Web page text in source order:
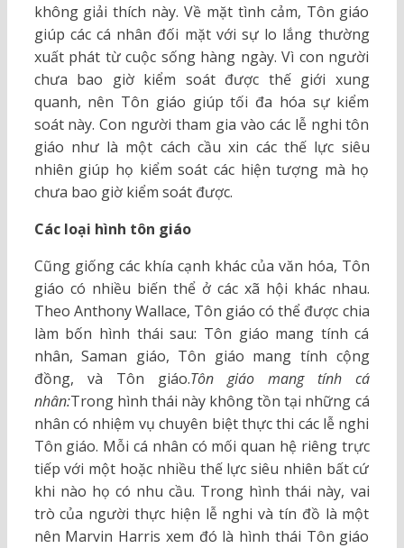
không giải thích này. Về mặt tình cảm, Tôn giáo
giúp các cá nhân đối mặt với sự lo lắng thường
xuất phát từ cuộc sống hàng ngày. Vì con người
chưa bao giờ kiểm soát được thế giới xung
quanh, nên Tôn giáo giúp tối đa hóa sự kiểm
soát này. Con người tham gia vào các lễ nghi tôn
giáo như là một cách cầu xin các thế lực siêu
nhiên giúp họ kiểm soát các hiện tượng mà họ
chưa bao giờ kiểm soát được.
Các loại hình tôn giáo
Cũng giống các khía cạnh khác của văn hóa, Tôn
giáo có nhiều biến thể ở các xã hội khác nhau.
Theo Anthony Wallace, Tôn giáo có thể được chia
làm bốn hình thái sau: Tôn giáo mang tính cá
nhân, Saman giáo, Tôn giáo mang tính cộng
đồng, và Tôn giáo.Tôn giáo mang tính cá
nhân:Trong hình thái này không tồn tại những cá
nhân có nhiệm vụ chuyên biệt thực thi các lễ nghi
Tôn giáo. Mỗi cá nhân có mối quan hệ riêng trực
tiếp với một hoặc nhiều thế lực siêu nhiên bất cứ
khi nào họ có nhu cầu. Trong hình thái này, vai
trò của người thực hiện lễ nghi và tín đồ là một
nên Marvin Harris xem đó là hình thái Tôn giáo